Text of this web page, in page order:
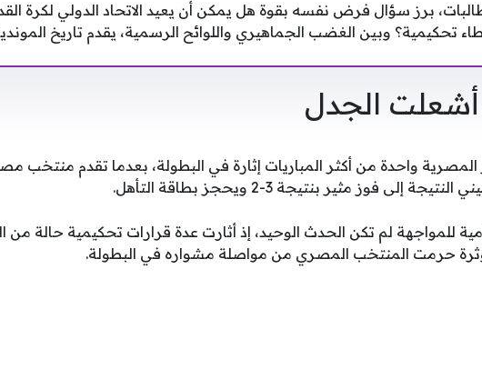
برز سؤال فرض نفسه بقوة هل يمكن أن يعيد الاتحاد الدولي لكرة
تحكيمية؟ وبين الغضب الجماهيري واللوائح الرسمية، يقدم تاريخ
أشعلت الجدل
واحدة من أكثر المباريات إثارة في البطولة، بعدما تقدم منتخب
إلى فوز مثير بنتيجة 3-2 ويحجز بطاقة التأهل.
للمواجهة لم تكن الحدث الوحيد، إذ أثارت عدة قرارات تحكيمية حالة
حرمت المنتخب المصري من مواصلة مشواره في البطولة.